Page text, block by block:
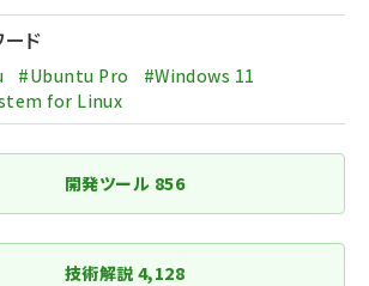
ド
#Ubuntu Pro
#Windows 11
for Linux
開発ツール 856
技術解説 4,128